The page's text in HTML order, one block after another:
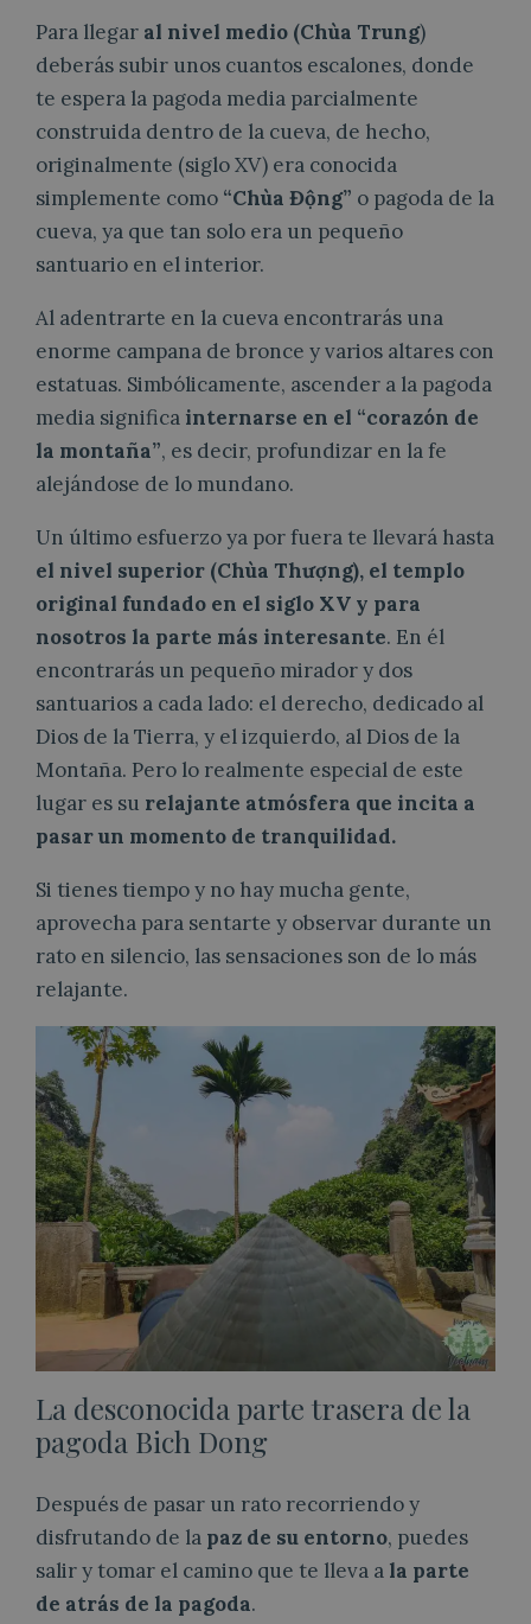
Para llegar al nivel medio (Chùa Trung)
deberás subir unos cuantos escalones, donde
te espera la pagoda media parcialmente
construida dentro de la cueva, de hecho,
originalmente (siglo XV) era conocida
simplemente como “Chùa Động” o pagoda de la
cueva, ya que tan solo era un pequeño
santuario en el interior.
Al adentrarte en la cueva encontrarás una
enorme campana de bronce y varios altares con
estatuas. Simbólicamente, ascender a la pagoda
media significa internarse en el “corazón de
la montaña”, es decir, profundizar en la fe
alejándose de lo mundano.
Un último esfuerzo ya por fuera te llevará hasta
el nivel superior (Chùa Thượng), el templo
original fundado en el siglo XV y para
nosotros la parte más interesante. En él
encontrarás un pequeño mirador y dos
santuarios a cada lado: el derecho, dedicado al
Dios de la Tierra, y el izquierdo, al Dios de la
Montaña. Pero lo realmente especial de este
lugar es su relajante atmósfera que incita a
pasar un momento de tranquilidad.
Si tienes tiempo y no hay mucha gente,
aprovecha para sentarte y observar durante un
rato en silencio, las sensaciones son de lo más
relajante.
La desconocida parte trasera de la
pagoda Bich Dong
Después de pasar un rato recorriendo y
disfrutando de la paz de su entorno, puedes
salir y tomar el camino que te lleva a la parte
de atrás de la pagoda.